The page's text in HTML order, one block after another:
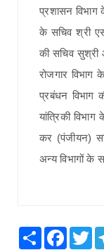
प्रशासन विभाग
के सचिव श्री
की सचिव सुश्री
रोजगार
प्रबंधन विभाग
यांत्रिकी
कर (पंजीयन)
अन्य विभागों के
Share